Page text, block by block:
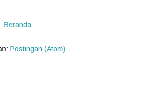
Beranda
Postingan (Atom)